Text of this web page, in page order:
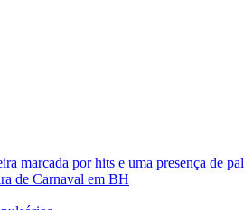
marcada por hits e uma presença de
de Carnaval em BH